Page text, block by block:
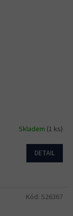
Skladem (1 ks)
DETAIL
Kód: S26367